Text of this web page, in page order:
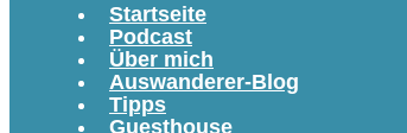
Startseite
Podcast
Über mich
Auswanderer-Blog
Tipps
Guesthouse